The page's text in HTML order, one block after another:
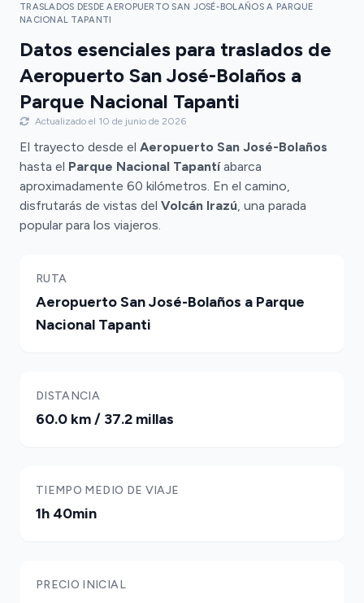
TRASLADOS DESDE AEROPUERTO SAN JOSÉ-BOLAÑOS A PARQUE
NACIONAL TAPANTI
Datos esenciales para traslados de
Aeropuerto San José-Bolaños a
Parque Nacional Tapanti
Actualizado el 10 de junio de 2026
El trayecto desde el Aeropuerto San José-Bolaños
hasta el Parque Nacional Tapantíabarca
aproximadamente 60 kilómetros. En el camino,
disfrutarás de vistas del Volcán Irazú, una parada
popular para los viajeros.
RUTA
Aeropuerto San José-Bolaños a Parque
Nacional Tapanti
DISTANCIA
60.0 km / 37.2 millas
TIEMPO MEDIO DE VIAJE
1h 40min
PRECIO INICIAL